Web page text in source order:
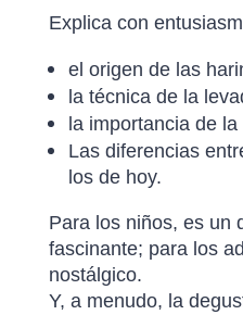
Explica con
el origen de las
la técnica de la
la importancia de
Las diferencias
los de hoy.
Para los niños, es un
fascinante; para los
nostálgico.
Y, a menudo, la